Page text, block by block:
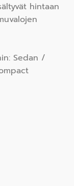
hintaan
Sedan /